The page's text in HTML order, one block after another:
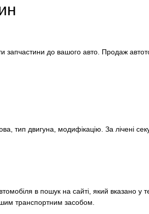
запчастини до вашого авто. Продаж
тип двигуна, модифікацію. За лічені
в пошук на сайті, який вказано у
транспортним засобом.